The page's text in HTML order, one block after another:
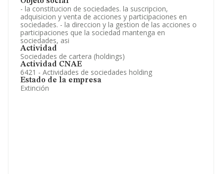
- la constitucion de sociedades. la suscripcion,
adquisicion y venta de acciones y participaciones en
sociedades. - la direccion y la gestion de las acciones o
participaciones que la sociedad mantenga en
sociedades, asi
Actividad
Sociedades de cartera (holdings)
Actividad CNAE
6421 - Actividades de sociedades holding
Estado de la empresa
Extinción